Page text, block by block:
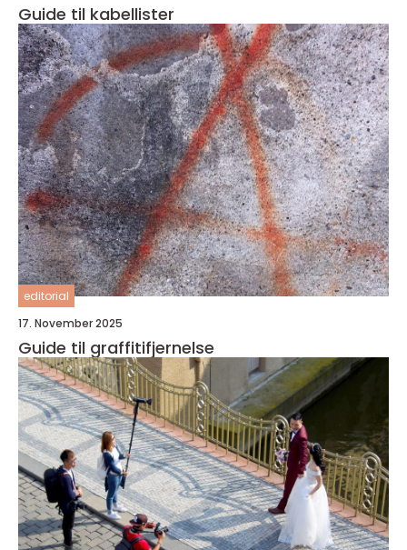
Guide til kabellister
editorial
17. November 2025
Guide til graffitifjernelse